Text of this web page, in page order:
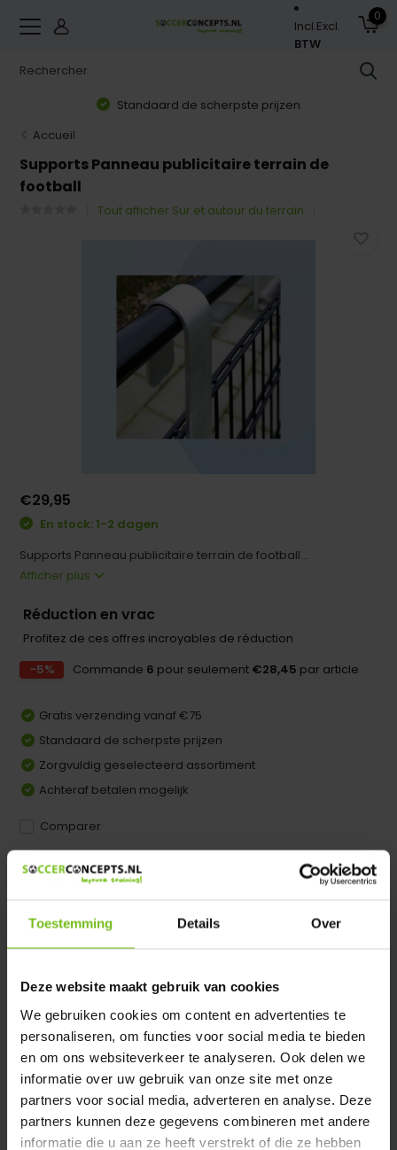
Toestemming Details Over
Deze website maakt gebruik van cookies
We gebruiken cookies om content en advertenties te
personaliseren, om functies voor social media te bieden
en om ons websiteverkeer te analyseren. Ook delen we
informatie over uw gebruik van onze site met onze
partners voor social media, adverteren en analyse. Deze
partners kunnen deze gegevens combineren met andere
informatie die u aan ze heeft verstrekt of die ze hebben
Incl.Excl.
BTW
0
Standaard de scherpste prijzen
Accueil
Supports Panneau publicitaire terrain de
football
Tout afficher Sur et autour du terrain
€29,95
En stock: 1-2 dagen
Supports Panneau publicitaire terrain de football...
Afficher plus
Réduction en vrac
Profitez de ces offres incroyables de réduction
-5%
Commande 6 pour seulement €28,45 par article
Gratis verzending vanaf €75
Standaard de scherpste prijzen
Zorgvuldig geselecteerd assortiment
Achteraf betalen mogelijk
Comparer
Dir product is beschikbaar in de volgende varianten:
Heeft u een vraag over dit product ?
Description du produit
Spécifications
Évaluations